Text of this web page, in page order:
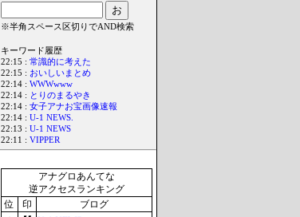
※半角スペース区切りでAND検索
キーワード履歴
22:15 : 常識的に考えた
22:15 : おいしいまとめ
22:14 : WWWwww
22:14 : とりのまるやき
22:14 : 女子アナお宝画像速報
22:14 : U-1 NEWS.
22:13 : U-1 NEWS
22:11 : VIPPER
アナグロあんてな
逆アクセスランキング
位
印
ブログ